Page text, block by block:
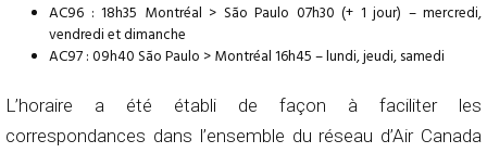
AC96 : 18h35 Montréal > São Paulo 07h30 (+ 1 jour) – mercredi,
vendredi et dimanche
AC97 : 09h40 São Paulo > Montréal 16h45 – lundi, jeudi, samedi
L’horaire a été établi de façon à faciliter les
correspondances dans l’ensemble du réseau d’Air Canada